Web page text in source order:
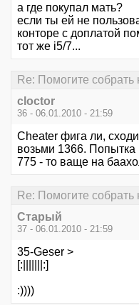
а где покупал мать?
если ты ей не
конторе с доплатой
тот же i5/7...
Re: Помогите собрать
cloctor
36 - 06.01.2010 - 21:59
Cheater фига ли,
возьми 1366. Попытка
775 - то ваще на
Re: Помогите собрать
Старый
37 - 06.01.2010 - 21:59
35-Geser >
[:|||||||:]
:))))